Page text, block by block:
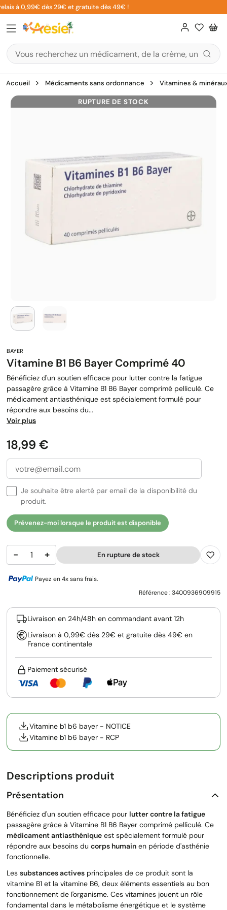
Aller
au
contenu
à 0,99€ dès 29€ et gratuite dès 49€ !
Accueil Médicaments sans ordonnance Vitamines &
RUPTURE DE STOCK
Vitamine B1 B6 Bayer Comprimé 40
Bénéficiez d'un soutien efficace pour lutter contre la fatigue
passagère grâce à Vitamine B1 B6 Bayer comprimé pelliculé. Ce
médicament antiasthénique est spécialement formulé pour
répondre aux besoins du...
Voir plus
Prix
18,99 €
Je souhaite être alerté par email de la disponibilité du
produit.
Prévenez-moi lorsque le produit est disponible
− + En rupture de stock
Payez en 4x sans frais.
Référence :3400936909915
Livraison en 24h/48h en commandant avant 12h
Livraison à 0,99€ dès 29€ et gratuite dès 49€ en
France continentale
Paiement sécurisé
Vitamine b1 b6 bayer - NOTICE
Vitamine b1 b6 bayer - RCP
Descriptions produit
Présentation
Bénéficiez d'un soutien efficace pour lutter contre la fatigue
passagère grâce à Vitamine B1 B6 Bayer comprimé pelliculé. Ce
médicament antiasthénique est spécialement formulé pour
répondre aux besoins du corps humain en période d'asthénie
fonctionnelle.
Les substances actives principales de ce produit sont la
vitamine B1 et la vitamine B6, deux éléments essentiels au bon
fonctionnement de l'organisme. Ces vitamines jouent un rôle
fondamental dans le métabolisme énergétique et le système